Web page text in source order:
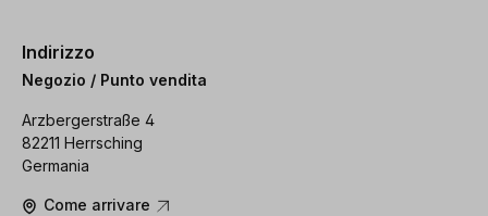
Indirizzo
Negozio / Punto vendita
Arzbergerstraße 4
82211 Herrsching
Germania
Come arrivare